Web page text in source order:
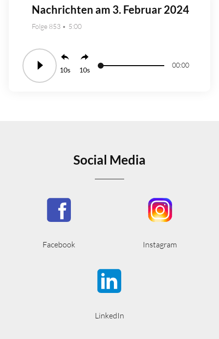
Nachrichten am 3. Februar 2024
Folge 853 5:00
10 10
00:00
Social Media
Facebook Instagram
LinkedIn